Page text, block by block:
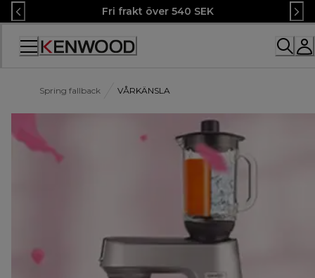
Skip
to
Content
Fri frakt över 540 SEK
Accessibility
Spring fallback VÅRKÄNSLA